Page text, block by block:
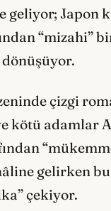
Japon
“mizahi”
çizgi
kötü adamlar
gelirken bu
çekiyor.